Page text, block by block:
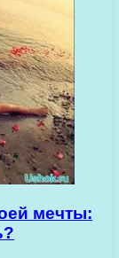
мечты: